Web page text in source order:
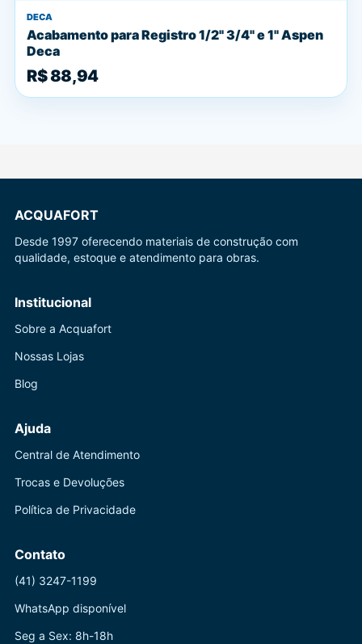
DECA
Acabamento para Registro 1/2'' 3/4'' e 1'' Aspen
Deca
R$ 88,94
ACQUAFORT
Desde 1997 oferecendo materiais de construção com
qualidade, estoque e atendimento para obras.
Institucional
Sobre a Acquafort
Nossas Lojas
Blog
Ajuda
Central de Atendimento
Trocas e Devoluções
Política de Privacidade
Contato
(41) 3247-1199
WhatsApp disponível
Seg a Sex: 8h-18h